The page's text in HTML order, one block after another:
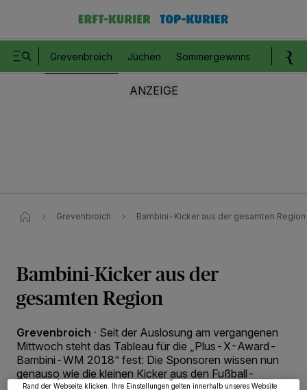
Grevenbroich Jüchen Sommergewinnspiel
Grevenbroich Bambini-Kicker aus der gesamten Region
Bambini-Kicker aus der
gesamten Region
Grevenbroich · Seit der Auslosung am vergangenen
Mittwoch steht das Tableau für die „Plus-X-Award-
Bambini-WM 2018“ fest: Die Sponsoren wissen nun
genauso wie die kleinen Kicker aus den Fußball-
Vereinen der Region, in den Farben welchen Landes sie
Wir und unsere
-Partner speichern und greifen auf personenbezogene Daten
von OK aktivieren Sie Tracking-Technologien für die unter „Wir und unsere
Partner verarbeiten Daten, um Ihnen Dienste bereitzustellen“ aufgeführten
Zwecke. Wenn Tracker deaktiviert sind, sind manche Inhalte und Anzeigen
möglicherweise nicht mehr so relevant für Sie. Sie können dieses Menü jederzeit
wieder aufrufen, um Ihre Einstellungen zu ändern oder Ihre Einwilligung zu
widerrufen, indem Sie auf den Link Einstellungen oder Ablehnen am unteren
Rand der Webseite klicken. Ihre Einstellungen gelten innerhalb unseres Website.